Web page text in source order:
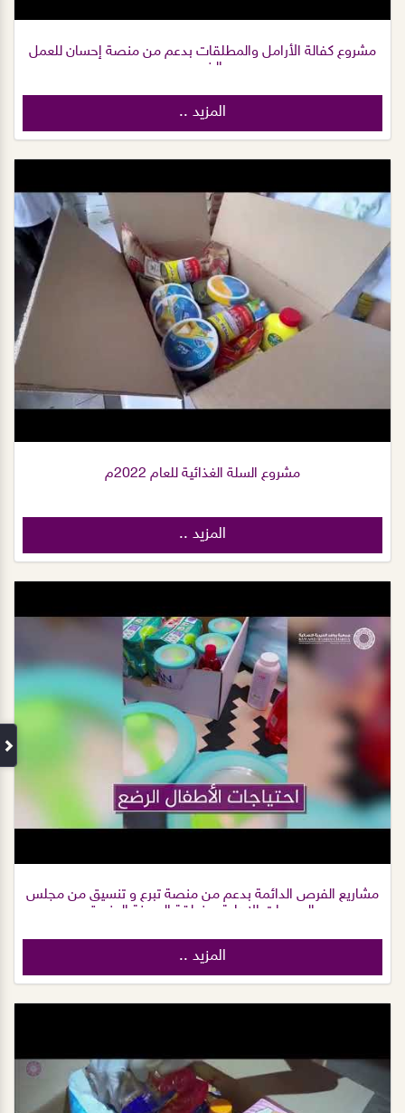
مشروع كفالة الأرامل والمطلقات بدعم من منصة إحسان للعمل
الخيري.
المزيد ..
مشروع السلة الغذائية للعام 2022م
المزيد ..
مشاريع الفرص الدائمة بدعم من منصة تبرع و تنسيق من مجلس
الجمعيات الاهلية بمنطقة المدينة المنورة
المزيد ..